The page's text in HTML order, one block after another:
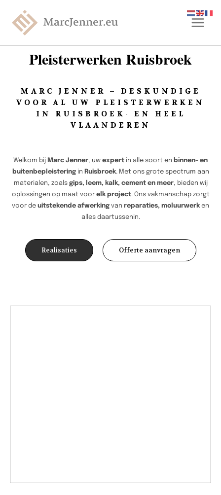
Pleisterwerken Ruisbroek
MARC JENNER – DESKUNDIGE
VOOR AL UW PLEISTERWERKEN
IN RUISBROEK- EN HEEL
VLAANDEREN
Welkom bij Marc Jenner, uw expert in alle soort en binnen- en
buitenbepleisteringin Ruisbroek. Met ons grote spectrum aan
materialen, zoals gips, leem, kalk, cement en meer, bieden wij
oplossingen op maat voor elk project. Ons vakmanschap zorgt
voor de uitstekende afwerking van reparaties, moluurwerk en
alles daartussenin.
Realisaties Offerte aanvragen